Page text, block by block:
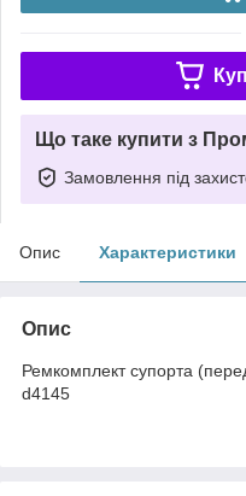
Що таке купити з
Замовлення під
Опис Характеристики
Опис
Ремкомплект супорта
d4145